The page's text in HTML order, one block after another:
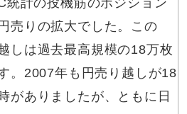
統計の投機筋のポジション
売りの拡大でした。この
しは過去最高規模の18万枚
。2007年も円売り越しが18
がありましたが、ともに日